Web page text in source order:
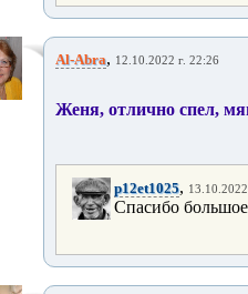
Al-Abra, 12.10.2022 г. 22:26
Женя, отлично спел,
p12et1025,
Спасибо